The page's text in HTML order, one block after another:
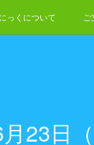
っくについて
23日